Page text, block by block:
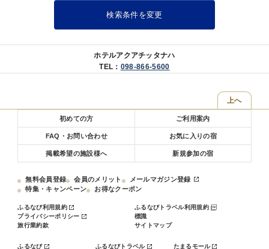
当ホテルでは環境保全の為、ご依頼が無い場合におきまして、ご滞在
中のお部屋の清掃は致しておりません。
★★当日のご朝食券もフロントにてご購入いただけます。アクアチッ
タ自慢の朝食ビュッフェを是非ご賞味くださいませ。★★
検索条件を変更
ホテルアクアチッタナハ
TEL： 098-866-5600
上へ
初めての方 ご利用案内
FAQ・お問い合わせ お気に入りの宿
掲載希望の施設様へ 新規参加の宿
無料会員登録 会員のメリット
メールマガジン登録
特集・キャンペーン
お得なクーポン
ふるなび利用規約
ふるなびトラベル利用規約
プライバシーポリシー
標識
旅行業約款
サイトマップ
ふるなび ふるなびトラベル たまるモール